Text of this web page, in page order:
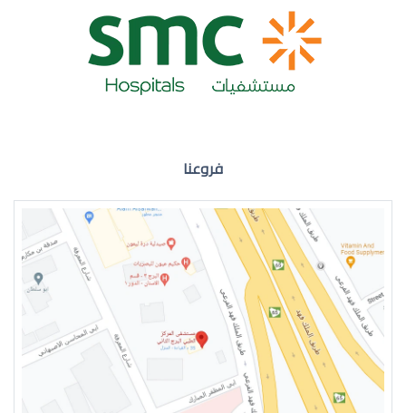
ضعف نظر في العين اليسرى
فروعنا